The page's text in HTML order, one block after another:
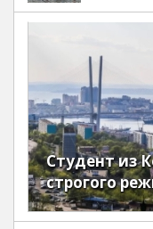
Студент из
строгого